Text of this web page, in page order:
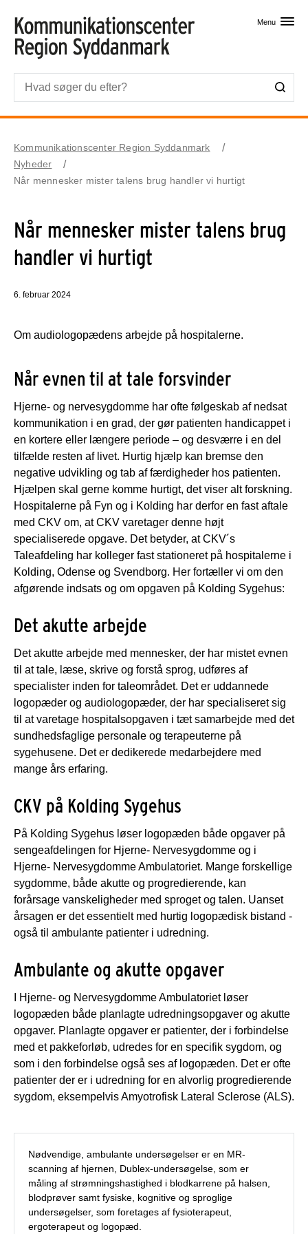
Menu
Kommunikationscenter Region Syddanmark
Nyheder
Når mennesker mister talens brug handler vi hurtigt
Når mennesker mister talens brug
handler vi hurtigt
6. februar 2024
Om audiologopædens arbejde på hospitalerne.
Når evnen til at tale forsvinder
Hjerne- og nervesygdomme har ofte følgeskab af nedsat
kommunikation i en grad, der gør patienten handicappet i
en kortere eller længere periode – og desværre i en del
tilfælde resten af livet. Hurtig hjælp kan bremse den
negative udvikling og tab af færdigheder hos patienten.
Hjælpen skal gerne komme hurtigt, det viser alt forskning.
Hospitalerne på Fyn og i Kolding har derfor en fast aftale
med CKV om, at CKV varetager denne højt
specialiserede opgave. Det betyder, at CKV´s
Taleafdeling har kolleger fast stationeret på hospitalerne i
Kolding, Odense og Svendborg. Her fortæller vi om den
afgørende indsats og om opgaven på Kolding Sygehus:
Det akutte arbejde
Det akutte arbejde med mennesker, der har mistet evnen
til at tale, læse, skrive og forstå sprog, udføres af
specialister inden for taleområdet. Det er uddannede
logopæder og audiologopæder, der har specialiseret sig
til at varetage hospitalsopgaven i tæt samarbejde med det
sundhedsfaglige personale og terapeuterne på
sygehusene. Det er dedikerede medarbejdere med
mange års erfaring.
CKV på Kolding Sygehus
På Kolding Sygehus løser logopæden både opgaver på
sengeafdelingen for Hjerne- Nervesygdomme og i
Hjerne- Nervesygdomme Ambulatoriet. Mange forskellige
sygdomme, både akutte og progredierende, kan
forårsage vanskeligheder med sproget og talen. Uanset
årsagen er det essentielt med hurtig logopædisk bistand -
også til ambulante patienter i udredning.
Ambulante og akutte opgaver
I Hjerne- og Nervesygdomme Ambulatoriet løser
logopæden både planlagte udredningsopgaver og akutte
opgaver. Planlagte opgaver er patienter, der i forbindelse
med et pakkeforløb, udredes for en specifik sygdom, og
som i den forbindelse også ses af logopæden. Det er ofte
patienter der er i udredning for en alvorlig progredierende
sygdom, eksempelvis Amyotrofisk Lateral Sclerose (ALS).
Nødvendige, ambulante undersøgelser er en MR-
scanning af hjernen, Dublex-undersøgelse, som er
måling af strømningshastighed i blodkarrene på halsen,
blodprøver samt fysiske, kognitive og sproglige
undersøgelser, som foretages af fysioterapeut,
ergoterapeut og logopæd.